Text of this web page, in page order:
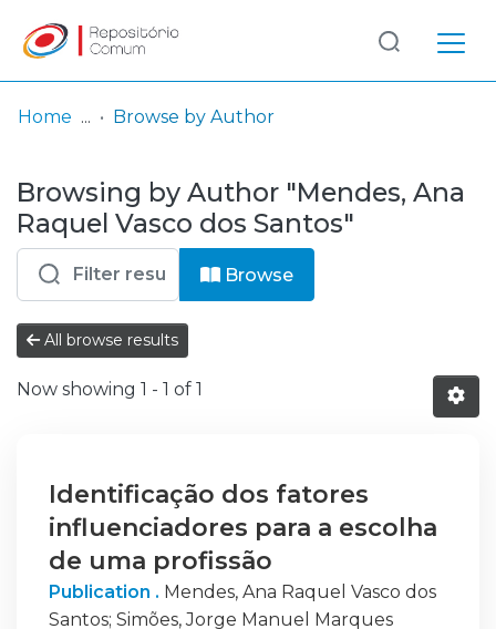
& Collections
Browse repository
Entities
Log
In
(current)
Home Browse by Author
Browsing by Author "Mendes, Ana
Raquel Vasco dos Santos"
Browse
All browse results
Now showing 1 - 1 of 1
Identificação dos fatores
influenciadores para a escolha
de uma profissão
Publication . Mendes, Ana Raquel Vasco dos
Santos; Simões, Jorge Manuel Marques